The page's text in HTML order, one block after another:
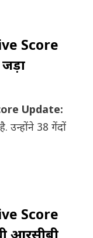
Score
Update:
उन्होंने 38 गेंदों
Score